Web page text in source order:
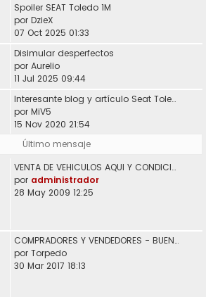
Spoiler SEAT Toledo 1M
por DzieX
07 Oct 2025 01:33
Disimular desperfectos
por Aurelio
11 Jul 2025 09:44
Interesante blog y artículo Seat Toledo 1L
por MiV5
15 Nov 2020 21:54
Último mensaje
VENTA DE VEHICULOS AQUI Y CONDICIONES DE USO.
por administrador
28 May 2009 12:25
COMPRADORES Y VENDEDORES - BUENOS Y MALOS
por Torpedo
30 Mar 2017 18:13